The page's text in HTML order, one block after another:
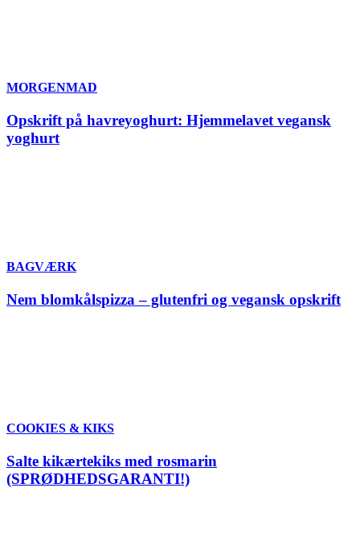
MORGENMAD
Opskrift på havreyoghurt: Hjemmelavet vegansk
yoghurt
BAGVÆRK
Nem blomkålspizza – glutenfri og vegansk opskrift
COOKIES & KIKS
Salte kikærtekiks med rosmarin
(SPRØDHEDSGARANTI!)